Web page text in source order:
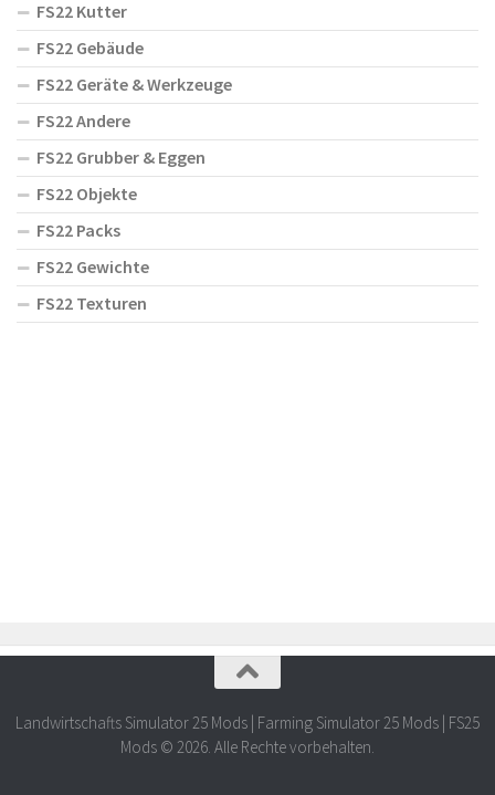
FS22 Kutter
FS22 Gebäude
FS22 Geräte & Werkzeuge
FS22 Andere
FS22 Grubber & Eggen
FS22 Objekte
FS22 Packs
FS22 Gewichte
FS22 Texturen
Landwirtschafts Simulator 25 Mods | Farming Simulator 25 Mods | FS25
Mods © 2026. Alle Rechte vorbehalten.